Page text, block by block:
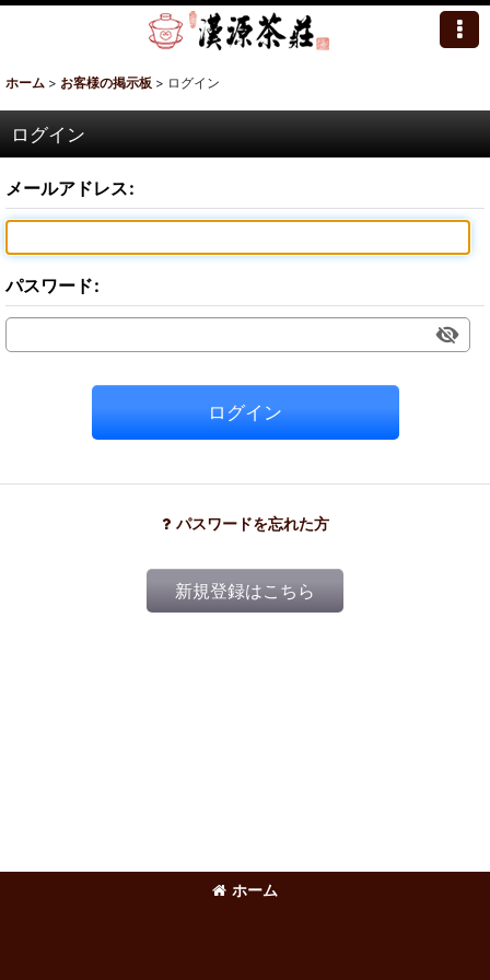
ホーム > お客様の掲示板 > ログイン
ログイン
メールアドレス:
パスワード:
ログイン
パスワードを忘れた方
新規登録はこちら
ホーム